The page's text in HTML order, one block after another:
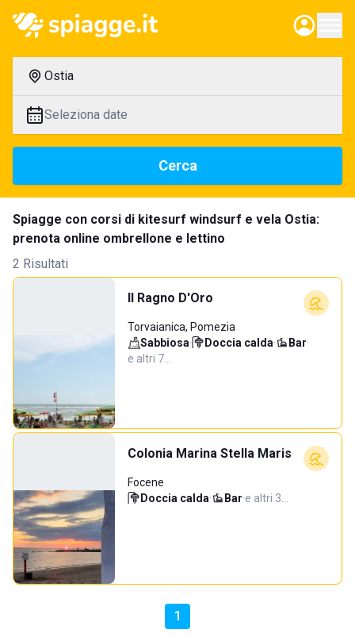
Ostia
Seleziona date
Cerca
Spiagge con corsi di kitesurf windsurf e vela Ostia:
prenota online ombrellone e lettino
2 Risultati
Il Ragno D'Oro
Torvaianica, Pomezia
Sabbiosa· Doccia calda· Bar·
e altri 7…
Colonia Marina Stella Maris
Focene
Doccia calda· Bar·e altri 3…
1